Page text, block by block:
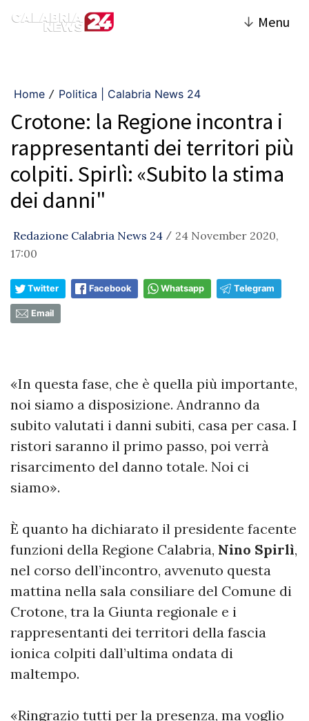
↓ Menu
Home / Politica | Calabria News 24
Crotone: la Regione incontra i
rappresentanti dei territori più
colpiti. Spirlì: «Subito la stima
dei danni"
Redazione Calabria News 24 / 24 November 2020,
17:00
Twitter Facebook Whatsapp Telegram
Email
«In questa fase, che è quella più importante,
noi siamo a disposizione. Andranno da
subito valutati i danni subiti, casa per casa. I
ristori saranno il primo passo, poi verrà
risarcimento del danno totale. Noi ci
siamo».
È quanto ha dichiarato il presidente facente
funzioni della Regione Calabria, Nino Spirlì,
nel corso dell’incontro, avvenuto questa
mattina nella sala consiliare del Comune di
Crotone, tra la Giunta regionale e i
rappresentanti dei territori della fascia
ionica colpiti dall’ultima ondata di
maltempo.
«Ringrazio tutti per la presenza, ma voglio